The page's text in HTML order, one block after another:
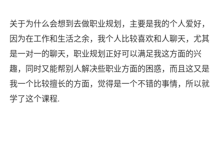
关于为什么会想到去做职业规划，主要是我的个人爱好，
因为在工作和生活之余，我个人比较喜欢和人聊天，尤其
是一对一的聊天，职业规划正好可以满足我这方面的兴
趣，同时又能帮别人解决些职业方面的困惑，而且这又是
我一个比较擅长的方面，觉得是一个不错的事情，所以就
学了这个课程.